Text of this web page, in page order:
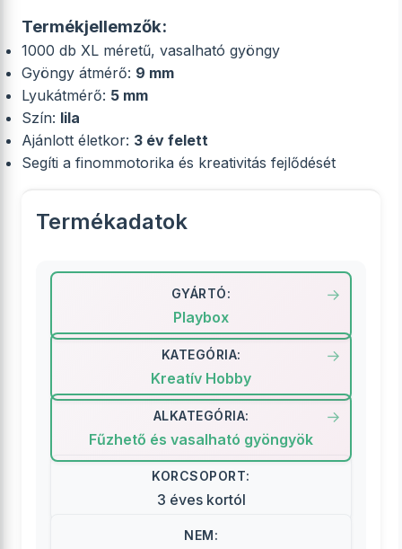
Termékjellemzők:
1000 db XL méretű, vasalható gyöngy
Gyöngy átmérő: 9 mm
Lyukátmérő: 5 mm
Szín: lila
Ajánlott életkor: 3 év felett
Segíti a finommotorika és kreativitás fejlődését
Termékadatok
GYÁRTÓ:
Playbox
KATEGÓRIA:
Kreatív Hobby
ALKATEGÓRIA:
Fűzhető és vasalható gyöngyök
KORCSOPORT:
3 éves kortól
NEM: